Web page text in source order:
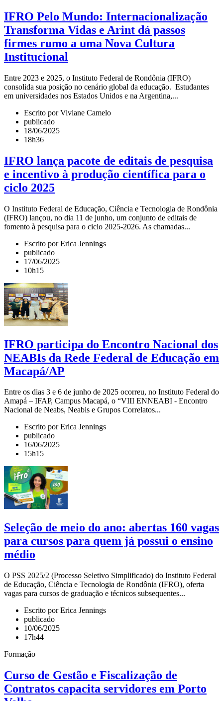
IFRO Pelo Mundo: Internacionalização
Transforma Vidas e Arint dá passos
firmes rumo a uma Nova Cultura
Institucional
Entre 2023 e 2025, o Instituto Federal de Rondônia (IFRO)
consolida sua posição no cenário global da educação. Estudantes
em universidades nos Estados Unidos e na Argentina,...
Escrito por Viviane Camelo
publicado
18/06/2025
18h36
IFRO lança pacote de editais de pesquisa
e incentivo à produção científica para o
ciclo 2025
O Instituto Federal de Educação, Ciência e Tecnologia de Rondônia
(IFRO) lançou, no dia 11 de junho, um conjunto de editais de
fomento à pesquisa para o ciclo 2025-2026. As chamadas...
Escrito por Erica Jennings
publicado
17/06/2025
10h15
IFRO participa do Encontro Nacional dos
NEABIs da Rede Federal de Educação em
Macapá/AP
Entre os dias 3 e 6 de junho de 2025 ocorreu, no Instituto Federal do
Amapá – IFAP, Campus Macapá, o “VIII ENNEABI - Encontro
Nacional de Neabs, Neabis e Grupos Correlatos...
Escrito por Erica Jennings
publicado
16/06/2025
15h15
Seleção de meio do ano: abertas 160 vagas
para cursos para quem já possui o ensino
médio
O PSS 2025/2 (Processo Seletivo Simplificado) do Instituto Federal
de Educação, Ciência e Tecnologia de Rondônia (IFRO), oferta
vagas para cursos de graduação e técnicos subsequentes...
Escrito por Erica Jennings
publicado
10/06/2025
17h44
Formação
Curso de Gestão e Fiscalização de
Contratos capacita servidores em Porto